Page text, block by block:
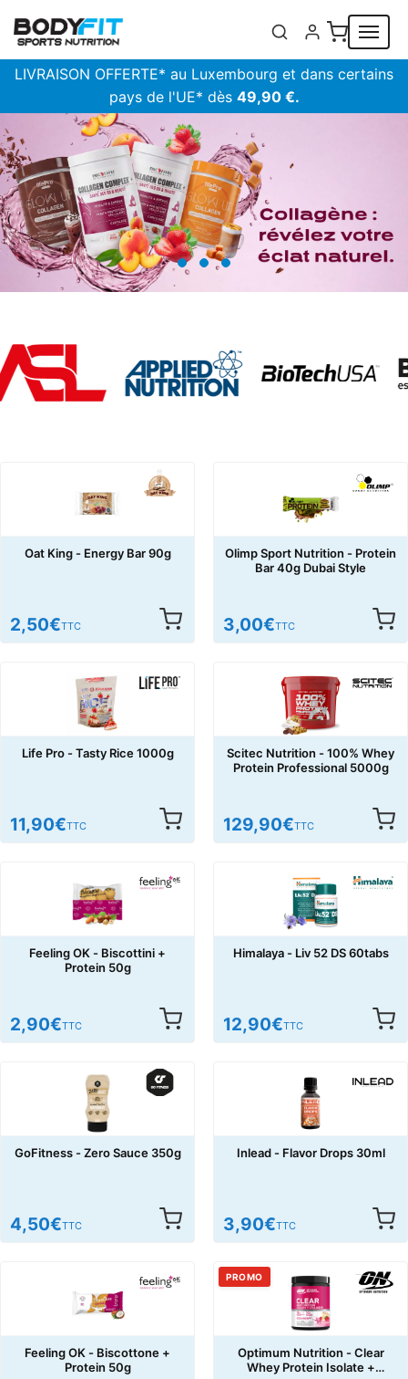
LIVRAISON OFFERTE* au Luxembourg et dans certains
pays de l'UE* dès 49,90 €.
Oat King - Energy Bar 90g
2,50€TTC
Olimp Sport Nutrition - Protein
Bar 40g Dubai Style
3,00€TTC
Life Pro - Tasty Rice 1000g
11,90€TTC
Scitec Nutrition - 100% Whey
Protein Professional 5000g
129,90€TTC
Feeling OK - Biscottini +
Protein 50g
2,90€TTC
Himalaya - Liv 52 DS 60tabs
12,90€TTC
GoFitness - Zero Sauce 350g
4,50€TTC
Inlead - Flavor Drops 30ml
3,90€TTC
Feeling OK - Biscottone +
Protein 50g
PROMO
Optimum Nutrition - Clear
Whey Protein Isolate +